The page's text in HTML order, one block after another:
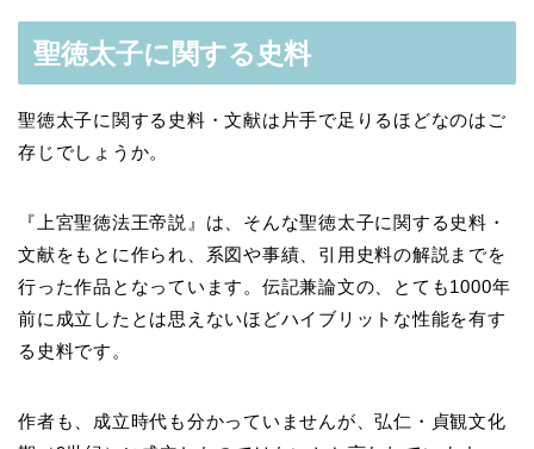
聖徳太子に関する史料
聖徳太子に関する史料・文献は片手で足りるほどなのはご
存じでしょうか。
『上宮聖徳法王帝説』は、そんな聖徳太子に関する史料・
文献をもとに作られ、系図や事績、引用史料の解説までを
行った作品となっています。伝記兼論文の、とても1000年
前に成立したとは思えないほどハイブリットな性能を有す
る史料です。
作者も、成立時代も分かっていませんが、弘仁・貞観文化